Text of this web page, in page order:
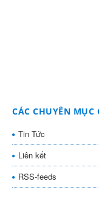
CÁC CHUYÊN MỤC
Tin Tức
Liên kết
RSS-feeds